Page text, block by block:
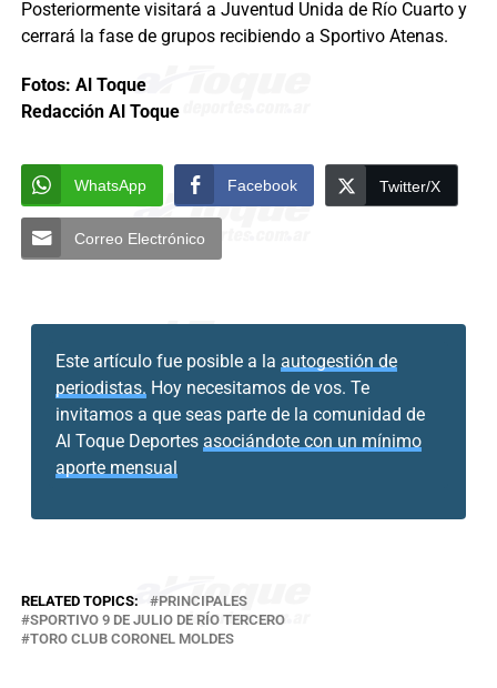
Posteriormente visitará a Juventud Unida de Río Cuarto y
cerrará la fase de grupos recibiendo a Sportivo Atenas.
Fotos: Al Toque
Redacción Al Toque
WhatsApp Facebook Twitter/X
Correo Electrónico
Este artículo fue posible a la autogestión de
periodistas. Hoy necesitamos de vos. Te
invitamos a que seas parte de la comunidad de
Al Toque Deportes asociándote con un mínimo
aporte mensual
RELATED TOPICS:
PRINCIPALES
SPORTIVO 9 DE JULIO DE RÍO TERCERO
TORO CLUB CORONEL MOLDES